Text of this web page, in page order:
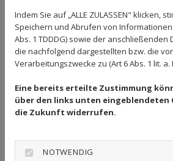
FC Gundelfingen – Juniorinnen 0:6
Johanna Grimm, Jessica Höb,
Todt)
Knaben – TC Pfaffenhofen 6:0
Bestler, Max Hackenberg, Nick
Gutmann)
Wecker)
Indem Sie auf „ALLE ZULASSEN" klicken,
Speichern und Abrufen von
Abs. 1 TDDDG) sowie der
die nachfolgend dargestellten bzw. die
Verarbeitungszwecke zu (Art 6 Abs. 1 lit. a.
Eine bereits erteilte Zustimmung
über den links unten
die Zukunft widerrufen.
NOTWENDIG